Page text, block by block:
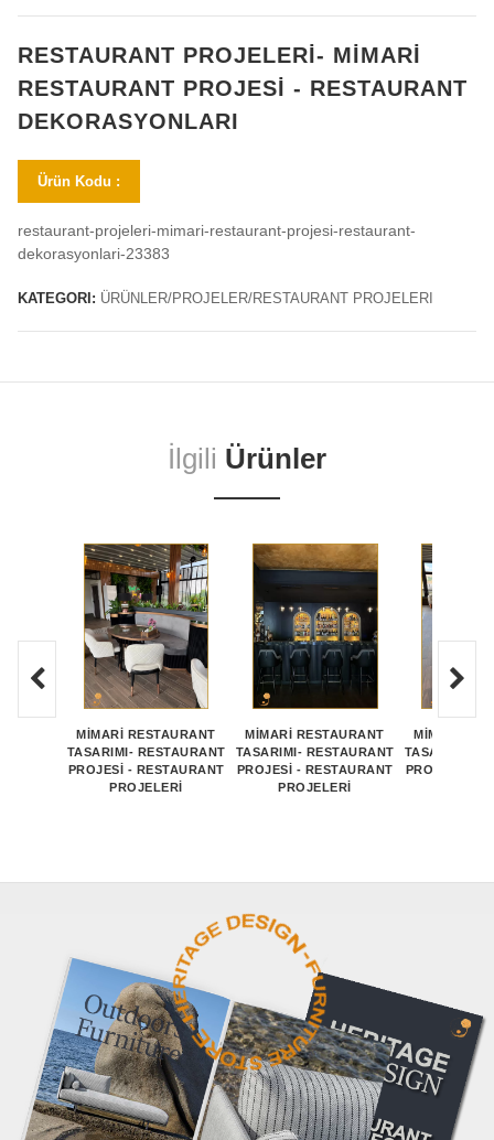
RESTAURANT PROJELERİ- MİMARİ
RESTAURANT PROJESİ - RESTAURANT
DEKORASYONLARI
Ürün Kodu :
restaurant-projeleri-mimari-restaurant-projesi-restaurant-
dekorasyonlari-23383
KATEGORI: ÜRÜNLER/PROJELER/RESTAURANT PROJELERI
İlgili Ürünler
MİMARİ RESTAURANT
TASARIMI- RESTAURANT
PROJESİ - RESTAURANT
PROJELERİ
MİMARİ RESTAURANT
TASARIMI- RESTAURANT
PROJESİ - RESTAURANT
PROJELERİ
MİMARİ
TASARIMI-
PROJESİ -